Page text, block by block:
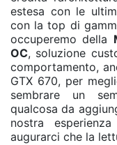
estesa con le
con la top di
occuperemo della
OC, soluzione
comportamento,
GTX 670, per
sembrare un
qualcosa da
nostra
augurarci che la